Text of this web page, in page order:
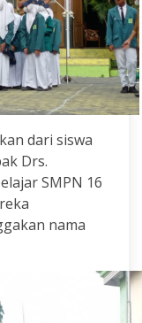
dari siswa
Drs.
SMPN 16
nama